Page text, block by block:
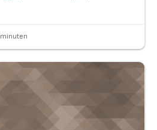
minuten